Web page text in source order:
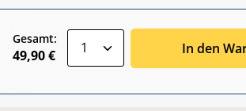
Gesamt:
49,90 € In den